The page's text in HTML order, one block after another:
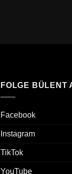
FOLGE BÜLENT
Facebook
Instagram
TikTok
YouTube